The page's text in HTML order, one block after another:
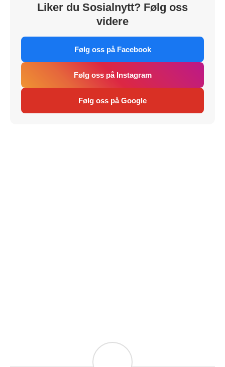
Liker du Sosialnytt? Følg oss
videre
Følg oss på Facebook
Følg oss på Instagram
Følg oss på Google